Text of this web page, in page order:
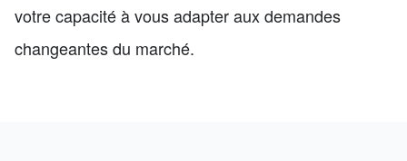
votre capacité à vous adapter aux demandes
changeantes du marché.